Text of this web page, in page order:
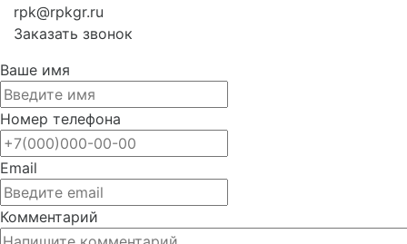
rpk@rpkgr.ru
Заказать звонок
Ваше имя
Номер телефона
Email
Комментарий